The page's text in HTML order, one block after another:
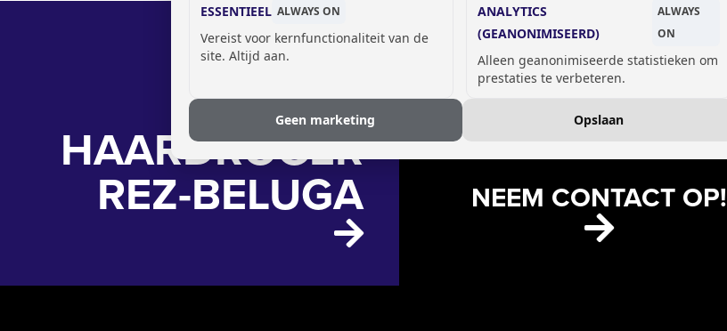
HAARDROGER
REZ-BELUGA
GSM OPLAADLOCKERS
NEEM CONTACT OP!
ESSENTIEEL ALWAYS ON
Vereist voor kernfunctionaliteit van de
site. Altijd aan.
ANALYTICS
(GEANONIMISEERD)
ALWAYS
ON
Alleen geanonimiseerde statistieken om
prestaties te verbeteren.
Geen marketing Opslaan